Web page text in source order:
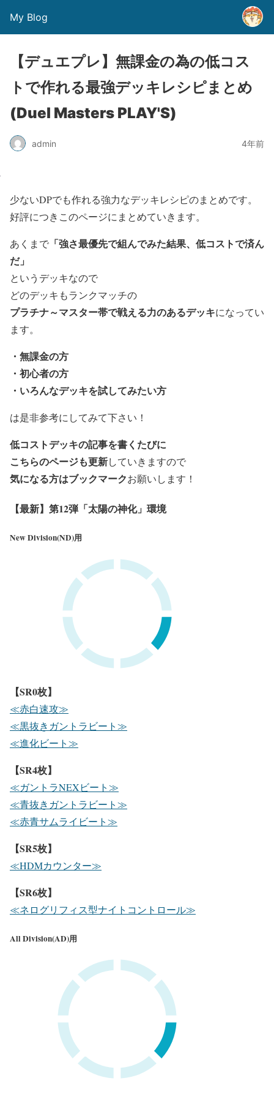
My Blog
【デュエプレ】無課金の為の低コス
トで作れる最強デッキレシピまとめ
(Duel Masters PLAY'S)
admin 4年前
少ないDPでも作れる強力なデッキレシピのまとめです。
好評につきこのページにまとめていきます。
あくまで 「強さ最優先で組んでみた結果、低コストで済ん
だ」
というデッキなので
どのデッキもランクマッチの
プラチナ～マスター帯で戦える力のあるデッキになってい
ます。
・ 無課金の方
・ 初心者の方
・ いろんなデッキを試してみたい方
は是非参考にしてみて下さい！
低コストデッキの記事を書くたびに
こちらのページも更新していきますので
気になる方はブックマークお願いします！
【最新】第12弾「太陽の神化」環境
New Division(ND)用
【SR0枚】
≪赤白速攻≫
≪黒抜きガントラビート≫
≪進化ビート≫
【SR4枚】
≪ガントラNEXビート≫
≪青抜きガントラビート≫
≪赤青サムライビート≫
【SR5枚】
≪HDMカウンター≫
【SR6枚】
≪ネログリフィス型ナイトコントロール≫
All Division(AD)用